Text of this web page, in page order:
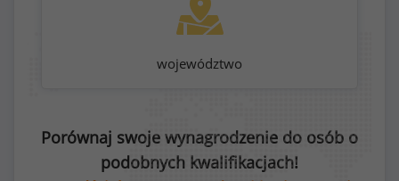
województwo
Porównaj swoje wynagrodzenie do osób o
podobnych kwalifikacjach!